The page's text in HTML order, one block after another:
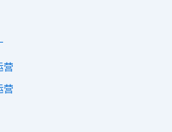
营
营